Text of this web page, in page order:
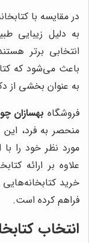
در مقایسه با
به دلیل زیبایی
انتخابی برتر
باعث می‌شود که
به عنوان بخشی از
فروشگاه بهسازان
منحصر به فرد،
مورد نظر خود را
علاوه بر ارائه
خرید
فراهم کرده است.
انتخاب